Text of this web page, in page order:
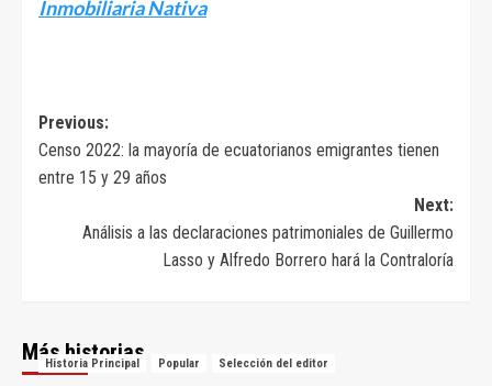
Inmobiliaria Nativa
Navegación
de
entradas
Previous:
Censo 2022: la mayoría de ecuatorianos emigrantes tienen
entre 15 y 29 años
Next:
Análisis a las declaraciones patrimoniales de Guillermo
Lasso y Alfredo Borrero hará la Contraloría
Más historias
Historia Principal Popular Selección del editor